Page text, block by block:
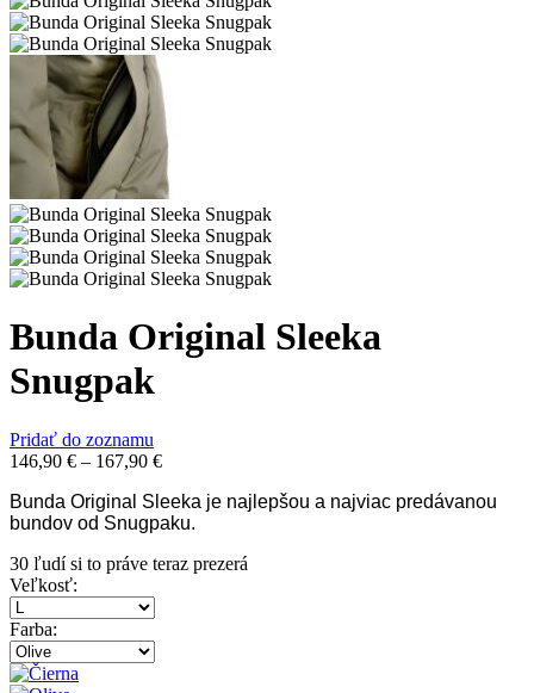
Bunda Original Sleeka
Snugpak
Pridať do zoznamu
146,90 € – 167,90 €
Bunda Original Sleeka je najlepšou a najviac predávanou
bundov od Snugpaku.
30 ľudí si to práve teraz prezerá
Veľkosť:
Farba: